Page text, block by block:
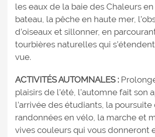
les eaux de la baie des Chaleurs
bateau, la pêche en haute mer,
d’oiseaux et sillonner, en
tourbières naturelles qui
vue.
ACTIVITÉS AUTOMNALES :
plaisirs de l’été, l’automne fait son
l’arrivée des étudiants, la poursuite
randonnées en vélo, la marche et
vives couleurs qui vous donneront